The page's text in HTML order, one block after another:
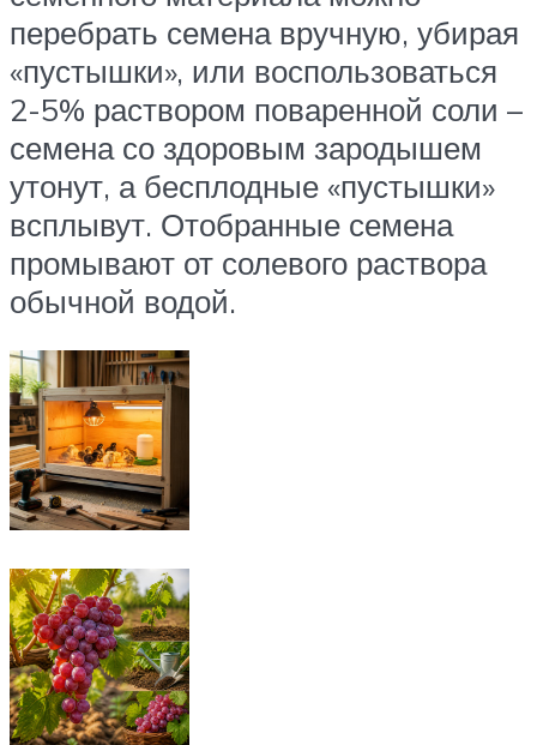
перебрать семена вручную, убирая
«пустышки», или воспользоваться
2-5% раствором поваренной соли –
семена со здоровым зародышем
утонут, а бесплодные «пустышки»
всплывут. Отобранные семена
промывают от солевого раствора
обычной водой.